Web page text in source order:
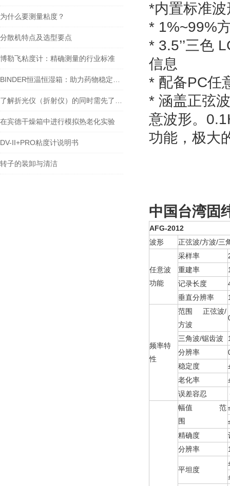
为什么要测量粘度？
分散机特点及选型要点
博勒飞粘度计：精确测量的行业标准
在宾德干燥箱中进行模拟热老化实验
DV-II+PRO粘度计说明书
转子的装卸与清洁
*内置标准
* 1%~99%
* 3.5’’三色
信息
* 配备PC任
* 涵盖正弦
意波形。
功能，极大
中国台湾固
AFG-2012
波形
正弦波/方波/三
任意波
功能
采样率
重建率
记录长度
垂直分辨率
频率特
性
范围 正弦波/
方波
三角波/锯齿波
分辨率
稳定度
老化率
误差容忍
幅值 范
围
精确度
分辨率
平坦度